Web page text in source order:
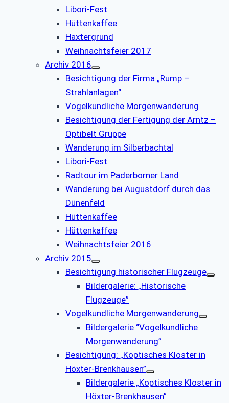
Libori-Fest
Hüttenkaffee
Haxtergrund
Weihnachtsfeier 2017
Archiv 2016
Besichtigung der Firma „Rump –
Strahlanlagen“
Vogelkundliche Morgenwanderung
Besichtigung der Fertigung der Arntz –
Optibelt Gruppe
Wanderung im Silberbachtal
Libori-Fest
Radtour im Paderborner Land
Wanderung bei Augustdorf durch das
Dünenfeld
Hüttenkaffee
Hüttenkaffee
Weihnachtsfeier 2016
Archiv 2015
Besichtigung historischer Flugzeuge
Bildergalerie: „Historische
Flugzeuge”
Vogelkundliche Morgenwanderung
Bildergalerie “Vogelkundliche
Morgenwanderung”
Besichtigung: „Koptisches Kloster in
Höxter-Brenkhausen”
Bildergalerie „Koptisches Kloster in
Höxter-Brenkhausen”